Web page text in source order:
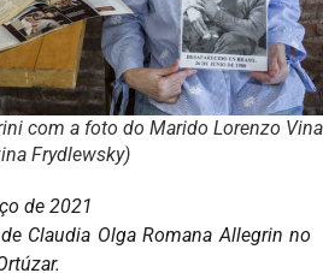
com a foto do Marido Lorenzo
Frydlewsky)
de 2021
Claudia Olga Romana Allegrin no